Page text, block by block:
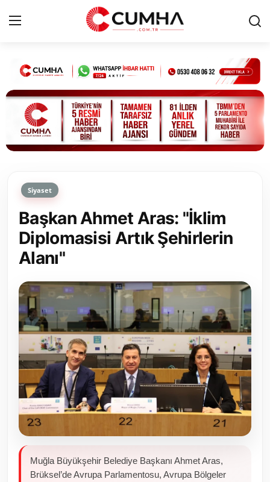
Kurumsal
Cumhurbaşkanlığı
Bakanlıklar
Siyasi Partiler
Yerel Yönetimler
Mülki İdare
Toplum ve Yaşam
Sivil Toplum Kuruluşları
Kamu Kurumları ve Üst Kurullar
Resmi Reklamlar
Siyaset
Başkan Ahmet Aras: "İklim
Diplomasisi Artık Şehirlerin
Alanı"
Muğla Büyükşehir Belediye Başkanı Ahmet Aras,
Brüksel’de Avrupa Parlamentosu, Avrupa Bölgeler